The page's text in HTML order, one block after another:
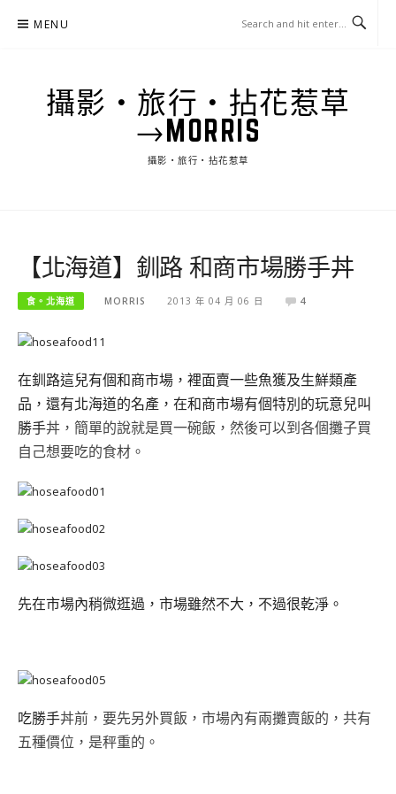
MENU
攝影‧旅行‧拈花惹草
→MORRIS
攝影‧旅行‧拈花惹草
【北海道】釧路 和商市場勝手丼
食。北海道 MORRIS 2013 年 04 月 06 日 4
在釧路這兒有個和商市場，裡面賣一些魚獲及生鮮類產
品，還有北海道的名產，在和商市場有個特別的玩意兒叫
勝手丼，簡單的說就是買一碗飯，然後可以到各個攤子買
自己想要吃的食材。
先在市場內稍微逛過，市場雖然不大，不過很乾淨。
吃勝手丼前，要先另外買飯，市場內有兩攤賣飯的，共有
五種價位，是秤重的。